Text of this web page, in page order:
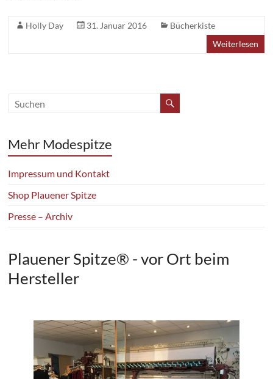
Holly Day 31. Januar 2016
Bücherkiste
Weiterlesen
Mehr Modespitze
Impressum und Kontakt
Shop Plauener Spitze
Presse – Archiv
Plauener Spitze® - vor Ort beim
Hersteller